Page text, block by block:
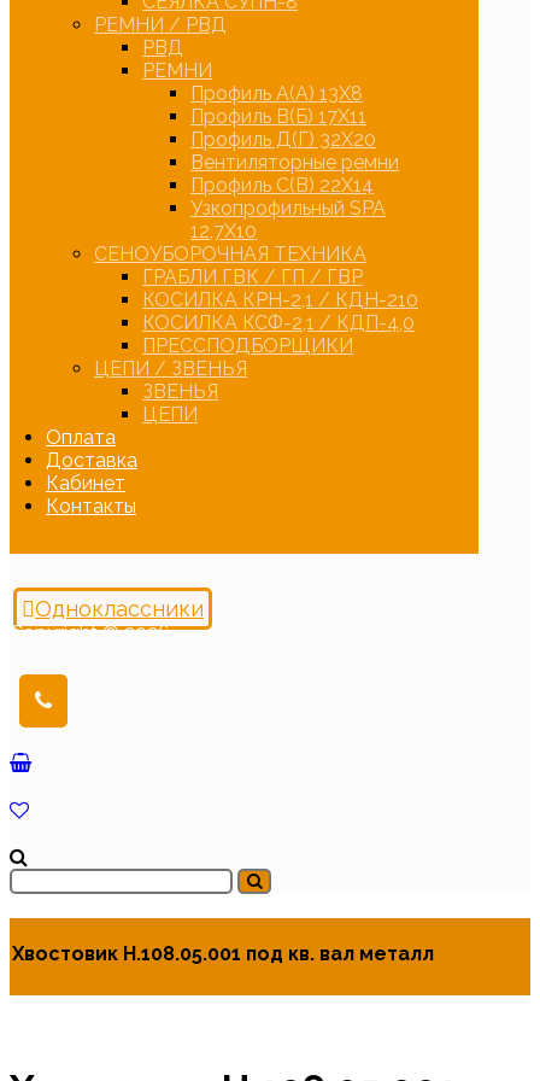
РЕМНИ / РВД
РВД
РЕМНИ
Профиль А(А) 13Х8
Профиль В(Б) 17Х11
Профиль Д(Г) 32Х20
Вентиляторные ремни
Профиль С(В) 22Х14
Узкопрофильный SPA
12,7Х10
СЕНОУБОРОЧНАЯ ТЕХНИКА
ГРАБЛИ ГВК / ГП / ГВР
КОСИЛКА КРН-2,1 / КДН-210
КОСИЛКА КСФ-2,1 / КДП-4,0
ПРЕССПОДБОРЩИКИ
ЦЕПИ / ЗВЕНЬЯ
ЗВЕНЬЯ
ЦЕПИ
Оплата
Доставка
Кабинет
Контакты
Одноклассники
Copyright © 2026
Хвостовик Н.108.05.001 под кв. вал металл